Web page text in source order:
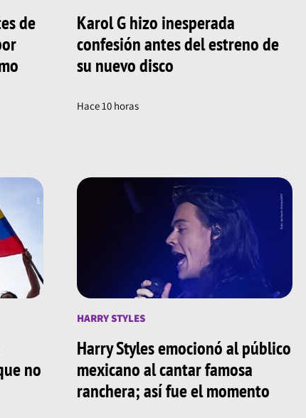
de
Karol G hizo inesperada
confesión antes del estreno de
su nuevo disco
Hace 10 horas
no
HARRY STYLES
Harry Styles emocionó al público
mexicano al cantar famosa
ranchera; así fue el momento